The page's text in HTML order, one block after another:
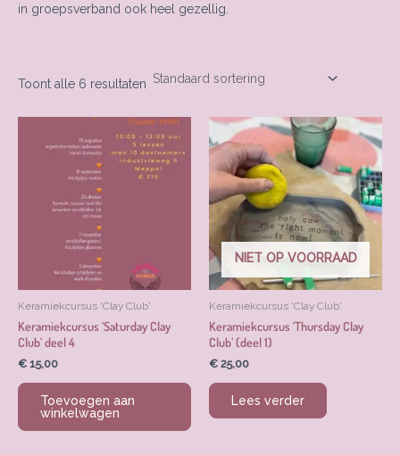
in groepsverband ook heel gezellig.
Toont alle 6 resultaten
Keramiekcursus 'Clay Club'
Keramiekcursus ‘Saturday Clay
Club’ deel 4
€ 15,00
Toevoegen aan
winkelwagen
NIET OP VOORRAAD
Keramiekcursus 'Clay Club'
Keramiekcursus ‘Thursday Clay
Club’ (deel 1)
€ 25,00
Lees verder